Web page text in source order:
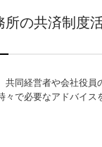
所の共済制度
共同経営者や会社役員
々で必要なアドバイス